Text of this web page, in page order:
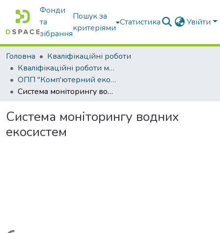
Фонди
та
зібрання
Пошук за
критеріями
Статистика Увійти
Головна
Кваліфікаційні роботи
Кваліфікаційні роботи магістрів
ОПП "Комп'ютерний еколого-економічний моніторинг"
Система моніторингу водних екосистем
Система моніторингу водних
екосистем